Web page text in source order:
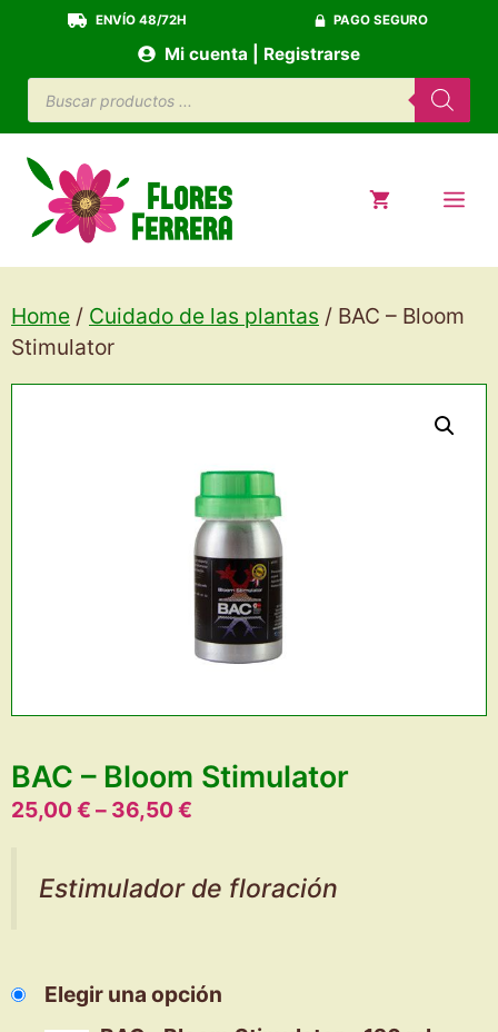
contenido
ENVÍO 48/72H PAGO SEGURO
Búsqueda
de
productos
Mi cuenta | Registrarse
Home / Cuidado de las plantas / BAC – Bloom
Stimulator
BAC – Bloom Stimulator
25,00€ – 36,50€
Estimulador de floración
Elegir una opción